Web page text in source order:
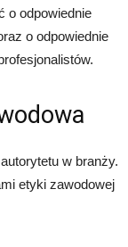
o odpowiednie
o odpowiednie
w branży.
etyki zawodowej